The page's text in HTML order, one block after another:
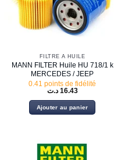
FILTRE À HUILE
MANN FILTER Huile HU 718/1 k
MERCEDES / JEEP
0.41 points de fidélité
16.43 د.ت
Ajouter au panier